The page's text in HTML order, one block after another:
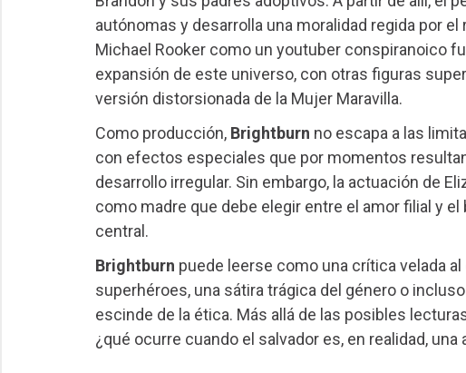
autónomas y desarrolla una moralidad regida por
Michael Rooker como un youtuber conspiranoico
expansión de este universo, con otras figuras
versión distorsionada de la Mujer Maravilla.
Como producción, Brightburn no escapa a las
con efectos especiales que por momentos
desarrollo irregular. Sin embargo, la actuación de
como madre que debe elegir entre el amor filial y
central.
Brightburn puede leerse como una crítica velada
superhéroes, una sátira trágica del género o
escinde de la ética. Más allá de las posibles
¿qué ocurre cuando el salvador es, en realidad, una